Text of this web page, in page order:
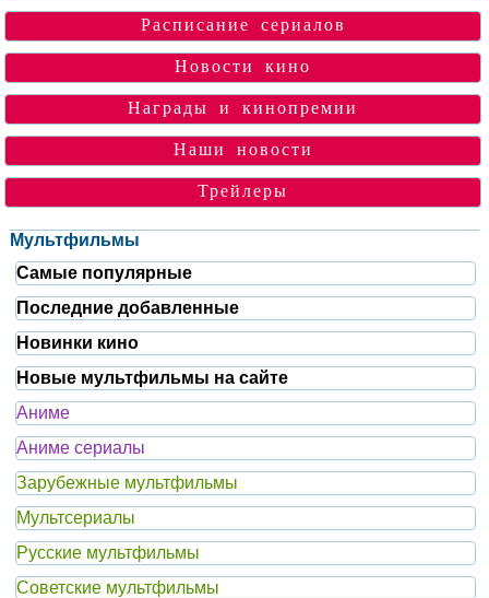
Расписание сериалов
Новости кино
Награды и кинопремии
Наши новости
Трейлеры
Мультфильмы
Самые популярные
Последние добавленные
Новинки кино
Новые мультфильмы на сайте
Аниме
Аниме сериалы
Зарубежные мультфильмы
Мультсериалы
Русские мультфильмы
Советские мультфильмы